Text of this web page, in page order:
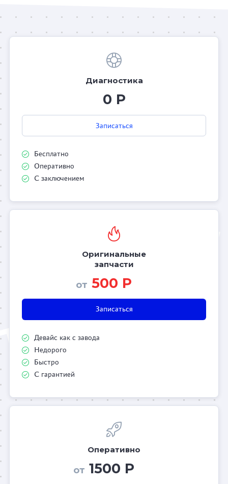
Диагностика
0 Р
Записаться
Бесплатно
Оперативно
С заключением
Оригинальные
запчасти
от 500 Р
Записаться
Девайс как с завода
Недорого
Быстро
С гарантией
Оперативно
от 1500 Р